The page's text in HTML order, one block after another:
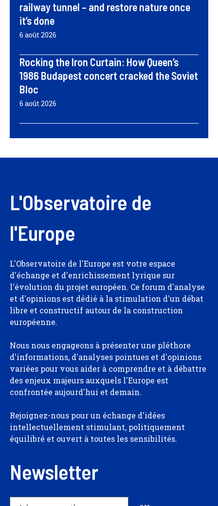
railway tunnel – and restore nature once
it’s done
6 août 2026
Rocking the Iron Curtain: How Queen’s
1986 Budapest concert cracked the Soviet
Bloc
6 août 2026
L'Observatoire de
l'Europe
L'Observatoire de l'Europe est votre espace
d'échange et d'enrichissement lyrique sur
l'évolution du projet européen. Ce forum d'analyse
et d'opinions est dédié à la stimulation d'un débat
libre et constructif autour de la construction
européenne.
Nous nous engageons à présenter une pléthore
d'informations, d'analyses pointues et d'opinions
variées pour vous aider à comprendre et à débattre
des enjeux majeurs auxquels l'Europe est
confrontée aujourd'hui et demain.
Rejoignez-nous pour un échange d'idées
intellectuellement stimulant, politiquement
équilibré et ouvert à toutes les sensibilités.
Newsletter